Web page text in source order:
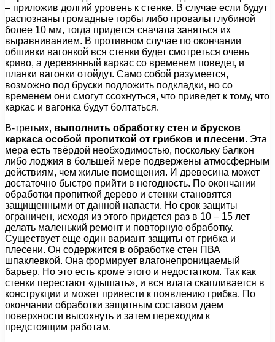
– приложив долгий уровень к стенке. В случае если будут
распознаны громадные горбы либо провалы глубиной
более 10 мм, тогда придется сначала заняться их
выравниванием. В противном случае по окончании
обшивки вагонкой вся стенки будет смотреться очень
криво, а деревянный каркас со временем поведет, и
планки вагонки отойдут. Само собой разумеется,
возможно под бруски подложить подкладки, но со
временем они смогут ссохнуться, что приведет к тому, что
каркас и вагонка будут болтаться.
В-третьих, выполнить обработку стен и брусков
каркаса особой пропиткой от грибков и плесени. Эта
мера есть твёрдой необходимостью, поскольку балкон
либо лоджия в большей мере подвержены атмосферным
действиям, чем жилые помещения. И древесина может
достаточно быстро прийти в негодность. По окончании
обработки пропиткой дерево и стенки становятся
защищенными от данной напасти. Но срок защиты
ограничен, исходя из этого придется раз в 10 – 15 лет
делать маленький ремонт и повторную обработку.
Существует еще один вариант защиты от грибка и
плесени. Он содержится в обработке стен ПВА
шпаклевкой. Она формирует влагонепроницаемый
барьер. Но это есть кроме этого и недостатком. Так как
стенки перестают «дышать», и вся влага скапливается в
конструкции и может привести к появлению грибка. По
окончании обработки защитным составом даем
поверхности высохнуть и затем переходим к
предстоящим работам.